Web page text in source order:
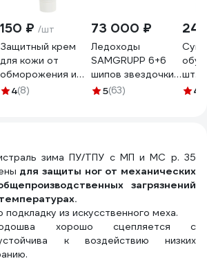
150 ₽ /шт
Защитный крем
для кожи от
обморожения и
обветривания
4(8)
73 000 ₽
Ледоходы
SAMGRUPP 6+6
шипов звездочки
200 пар SAMC-
5(63)
шт.
4.5
зима ПУ/ТПУ с МП и МС р. 35
для защиты ног от механических
загрязнений
из искусственного меха.
хорошо сцепляется с
к воздействию низких